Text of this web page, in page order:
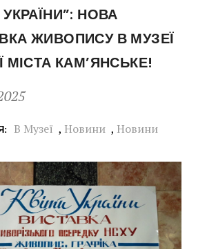
УКРАЇНИ”: НОВА
ЖИВОПИСУ В МУЗЕЇ
МІСТА КАМ’ЯНСЬКЕ!
В Музеї , Новини , Новини